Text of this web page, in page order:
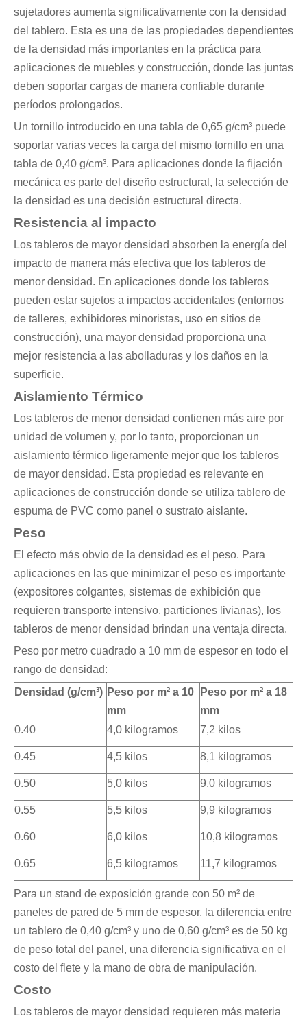
sujetadores aumenta significativamente con la densidad
del tablero. Esta es una de las propiedades dependientes
de la densidad más importantes en la práctica para
aplicaciones de muebles y construcción, donde las juntas
deben soportar cargas de manera confiable durante
períodos prolongados.
Un tornillo introducido en una tabla de 0,65 g/cm³ puede
soportar varias veces la carga del mismo tornillo en una
tabla de 0,40 g/cm³. Para aplicaciones donde la fijación
mecánica es parte del diseño estructural, la selección de
la densidad es una decisión estructural directa.
Resistencia al impacto
Los tableros de mayor densidad absorben la energía del
impacto de manera más efectiva que los tableros de
menor densidad. En aplicaciones donde los tableros
pueden estar sujetos a impactos accidentales (entornos
de talleres, exhibidores minoristas, uso en sitios de
construcción), una mayor densidad proporciona una
mejor resistencia a las abolladuras y los daños en la
superficie.
Aislamiento Térmico
Los tableros de menor densidad contienen más aire por
unidad de volumen y, por lo tanto, proporcionan un
aislamiento térmico ligeramente mejor que los tableros
de mayor densidad. Esta propiedad es relevante en
aplicaciones de construcción donde se utiliza tablero de
espuma de PVC como panel o sustrato aislante.
Peso
El efecto más obvio de la densidad es el peso. Para
aplicaciones en las que minimizar el peso es importante
(expositores colgantes, sistemas de exhibición que
requieren transporte intensivo, particiones livianas), los
tableros de menor densidad brindan una ventaja directa.
Peso por metro cuadrado a 10 mm de espesor en todo el
rango de densidad:
Densidad (g/cm³) Peso por m² a 10
mm
Peso por m² a 18
mm
0.40
4,0 kilogramos 7,2 kilos
0.45 4,5 kilos 8,1 kilogramos
0.50 5,0 kilos 9,0 kilogramos
0.55 5,5 kilos 9,9 kilogramos
0.60 6,0 kilos 10,8 kilogramos
0.65 6,5 kilogramos 11,7 kilogramos
Para un stand de exposición grande con 50 m² de
paneles de pared de 5 mm de espesor, la diferencia entre
un tablero de 0,40 g/cm³ y uno de 0,60 g/cm³ es de 50 kg
de peso total del panel, una diferencia significativa en el
costo del flete y la mano de obra de manipulación.
Costo
Los tableros de mayor densidad requieren más materia